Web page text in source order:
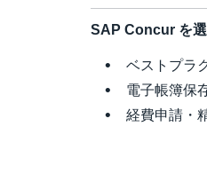
SAP Concur を
ベストプラ
電子帳簿保
経費申請・